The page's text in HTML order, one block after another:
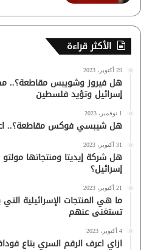
الأكثر قراءة
29 أكتوبر، 2023
هل فيروز وشويبس مقاطعة؟..
إسرائيل وتؤيد فلسطين
1 نوفمبر، 2023
هل شيبسي فوكس مقاطعة؟..
31 أكتوبر، 2023
هل شركة إيديتا ومنتجاتها
إسرائيل؟
21 أكتوبر، 2023
تستغنى عنهم
4 أكتوبر، 2023
ازاي اعرف الرقم السري بتاع